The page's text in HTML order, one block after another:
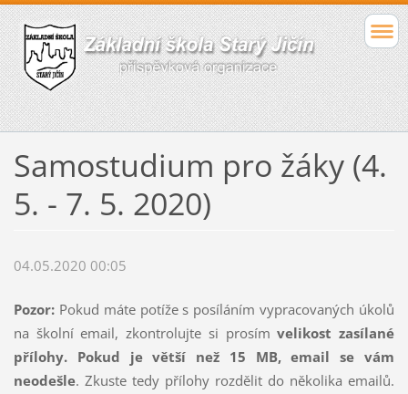
Samostudium pro žáky (4.
5. - 7. 5. 2020)
04.05.2020 00:05
Pozor:Pokud máte potíže s posíláním vypracovaných úkolů
na školní email, zkontrolujte si prosímvelikost zasílané
přílohy. Pokud je větší než 15 MB, email se vám
neodešle. Zkuste tedy přílohy rozdělit do několika emailů.